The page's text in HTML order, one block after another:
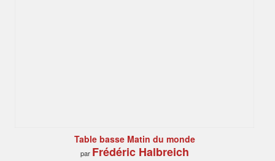
Table basse Matin du monde
par Frédéric Halbreich